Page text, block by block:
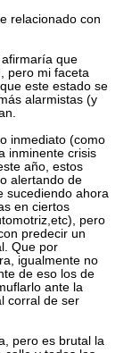
relacionado con
que
pero mi faceta
este estado se
alarmistas (y
inmediato (como
inminente crisis
año, estos
alertando de
sucediendo ahora
en ciertos
pero
predecir un
Que por
igualmente no
de eso los de
ante la
corral de ser
pero es brutal la